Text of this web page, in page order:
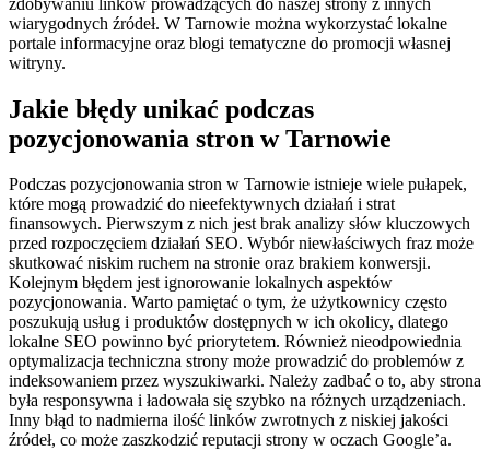
wiarygodnych źródeł. W Tarnowie można wykorzystać lokalne
portale informacyjne oraz blogi tematyczne do promocji własnej
witryny.
Jakie błędy unikać podczas
pozycjonowania stron w Tarnowie
Podczas pozycjonowania stron w Tarnowie istnieje wiele pułapek,
które mogą prowadzić do nieefektywnych działań i strat
finansowych. Pierwszym z nich jest brak analizy słów kluczowych
przed rozpoczęciem działań SEO. Wybór niewłaściwych fraz może
skutkować niskim ruchem na stronie oraz brakiem konwersji.
Kolejnym błędem jest ignorowanie lokalnych aspektów
pozycjonowania. Warto pamiętać o tym, że użytkownicy często
poszukują usług i produktów dostępnych w ich okolicy, dlatego
lokalne SEO powinno być priorytetem. Również nieodpowiednia
optymalizacja techniczna strony może prowadzić do problemów z
indeksowaniem przez wyszukiwarki. Należy zadbać o to, aby strona
była responsywna i ładowała się szybko na różnych urządzeniach.
Inny błąd to nadmierna ilość linków zwrotnych z niskiej jakości
źródeł, co może zaszkodzić reputacji strony w oczach Google’a.